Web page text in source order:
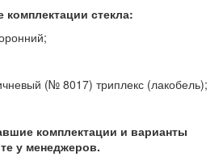
стекла:
(№ 8017) триплекс (лакобель);
комплектации и варианты
у менеджеров.